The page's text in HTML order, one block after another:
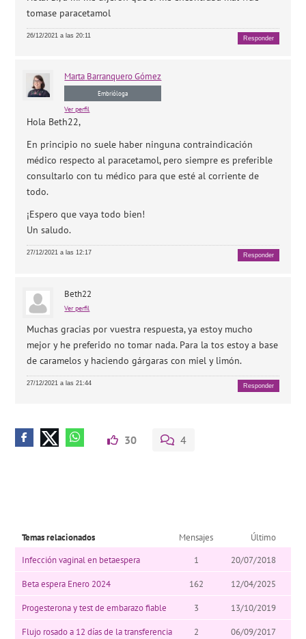
tomase paracetamol
26/12/2021 a las 20:11 Responder
Marta Barranquero Gómez
Embrióloga
Ver perfil
Hola Beth22,
En principio no suele haber ninguna contraindicación
médico respecto al paracetamol, pero siempre es preferible
consultarlo con tu médico para que esté al corriente de
todo.
¡Espero que vaya todo bien!
Un saludo.
27/12/2021 a las 12:17 Responder
Beth22
Ver perfil
Muchas gracias por vuestra respuesta, ya estoy mucho
mejor y he preferido no tomar nada. Para la tos estoy a base
de caramelos y haciendo gárgaras con miel y limón.
27/12/2021 a las 21:44 Responder
30 4
Temas relacionados Mensajes
Último
Infección vaginal en betaespera
1 20/07/2018
Beta espera Enero 2024 162 12/04/2025
Progesterona y test de embarazo fiable 3 13/10/2019
Flujo rosado a 12 días de la transferencia 2
06/09/2017